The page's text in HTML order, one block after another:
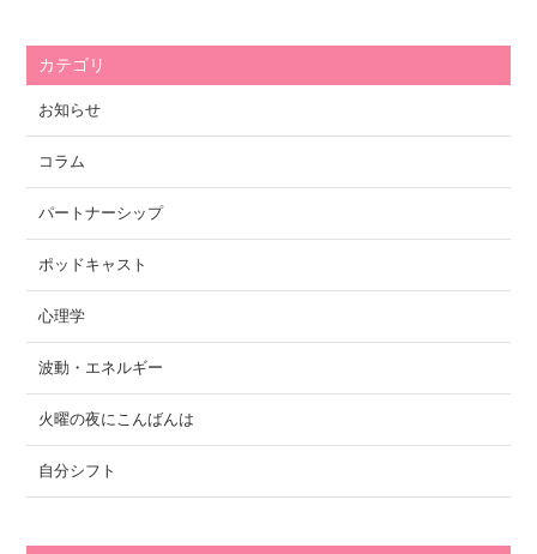
カテゴリ
お知らせ
コラム
パートナーシップ
ポッドキャスト
心理学
波動・エネルギー
火曜の夜にこんばんは
自分シフト